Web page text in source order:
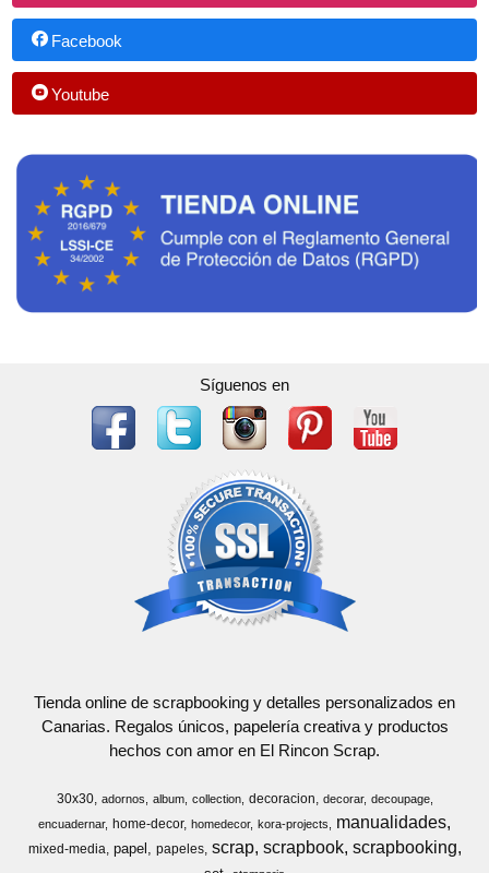
Facebook
Youtube
Síguenos en
Tienda online de scrapbooking y detalles personalizados en
Canarias. Regalos únicos, papelería creativa y productos
hechos con amor en El Rincon Scrap.
30x30 adornos album collection decoracion decorar
decoupage
encuadernar
home-decor homedecor kora-projects manualidades
mixed-media papel papeles scrap scrapbook scrapbooking